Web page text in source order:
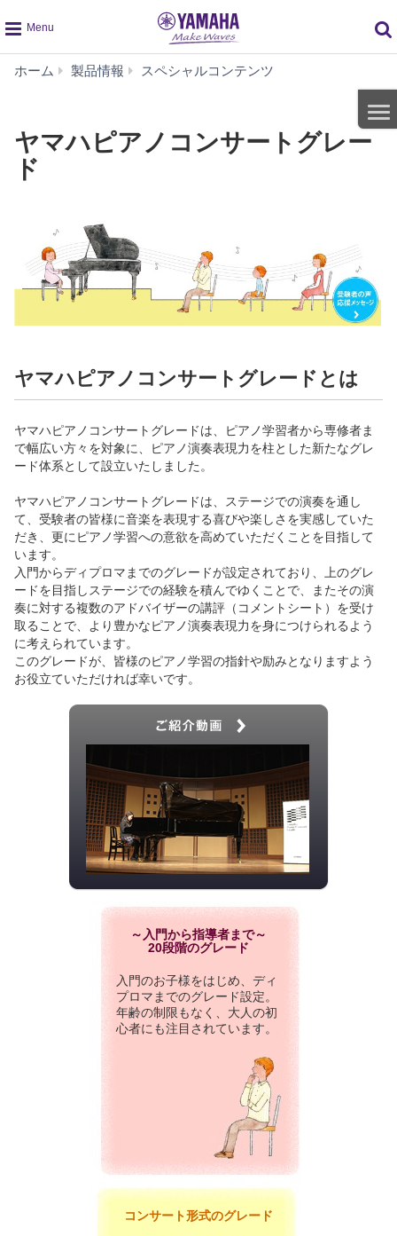
global
navigation
ホーム 製品情報 スペシャルコンテンツ
ア
グ
ド
ヤマハピアノコンサートグレー
ド
ヤマハピアノコンサートグレードとは
ヤマハピアノコンサートグレードは、ピアノ学習者から専修者ま
で幅広い方々を対象に、ピアノ演奏表現力を柱とした新たなグレ
ード体系として設立いたしました。
ヤマハピアノコンサートグレードは、ステージでの演奏を通し
て、受験者の皆様に音楽を表現する喜びや楽しさを実感していた
だき、更にピアノ学習への意欲を高めていただくことを目指して
います。
入門からディプロマまでのグレードが設定されており、上のグレ
ードを目指しステージでの経験を積んでゆくことで、またその演
奏に対する複数のアドバイザーの講評（コメントシート）を受け
取ることで、より豊かなピアノ演奏表現力を身につけられるよう
に考えられています。
このグレードが、皆様のピアノ学習の指針や励みとなりますよう
お役立ていただければ幸いです。
～入門から指導者まで～
20段階のグレード
入門のお子様をはじめ、ディ
プロマまでのグレード設定。
年齢の制限もなく、大人の初
心者にも注目されています。
コンサート形式のグレード